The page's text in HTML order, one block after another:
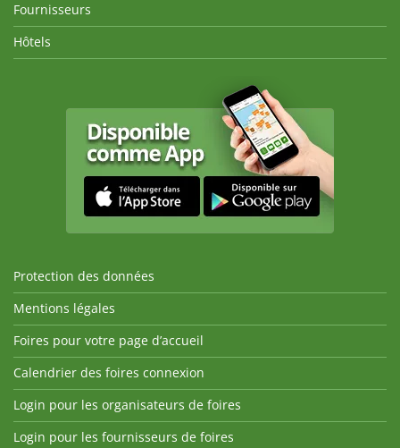
Fournisseurs
Hôtels
Protection des données
Mentions légales
Foires pour votre page d’accueil
Calendrier des foires connexion
Login pour les organisateurs de foires
Login pour les fournisseurs de foires